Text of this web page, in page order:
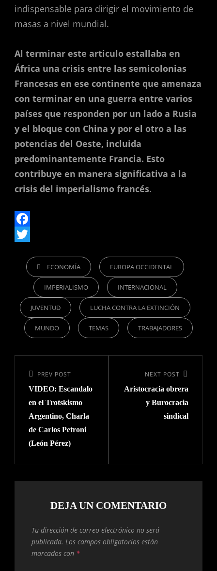
indispensable para dirigir el movimiento de
masas a nivel mundial.
Al terminar este articulo estallaba en
África una crisis entre las semicolonias
Francesas en ese continente que amenaza
con terminar en una guerra entre varios
países que responden por un lado a Rusia
y el bloque con China y por el otro a las
potencias del Oeste, incluida
predominantemente Francia. Esto
contribuye en manera significativa a la
crisis del imperialismo francés.
F
CATEGORIESECONOMÍA EUROPA OCCIDENTAL
IMPERIALISMO INTERNACIONAL
JUVENTUD LUCHA CONTRA LA EXTINCIÓN
MUNDO TEMAS TRABAJADORES
entradas
Previous
Post
PREV POST
VIDEO: Escandalo
en el Trotskismo
Argentino, Charla
de Carlos Petroni
(León Pérez)
Post
NEXT POST
Aristocracia obrera
y Burocracia
sindical
DEJA UN COMENTARIO
Tu dirección de correo electrónico no será
publicada. Los campos obligatorios están
marcados con *